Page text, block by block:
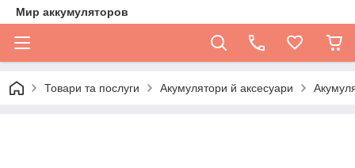
Мир аккумуляторов
Товари та послуги Акумулятори й аксесуари